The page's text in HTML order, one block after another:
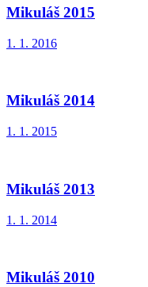
Mikuláš 2015
1. 1. 2016
Mikuláš 2014
1. 1. 2015
Mikuláš 2013
1. 1. 2014
Mikuláš 2010